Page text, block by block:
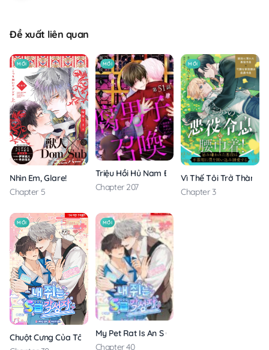
Đề xuất liên quan
MỚI
Nhìn Em, Glare!
Chapter 5
MỚI
Triệu Hồi Hủ Nam Đến Thế Giới Khác
Chapter 207
MỚI
Vì Thế Tôi Trở Thành
Chapter 3
MỚI
Chuột Cưng Của Tôi Là Thức Tỉnh Giả Hạng S
MỚI
My Pet Rat Is An S Class Awakener
Chapter 40